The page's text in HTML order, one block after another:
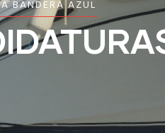
BANDERA AZUL